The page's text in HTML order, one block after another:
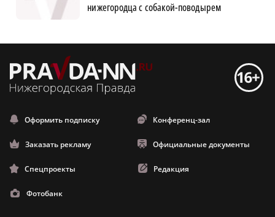
нижегородца с собакой-поводырем
Оформить подписку Конференц-зал
Заказать рекламу Официальные документы
Спецпроекты Редакция
Фотобанк